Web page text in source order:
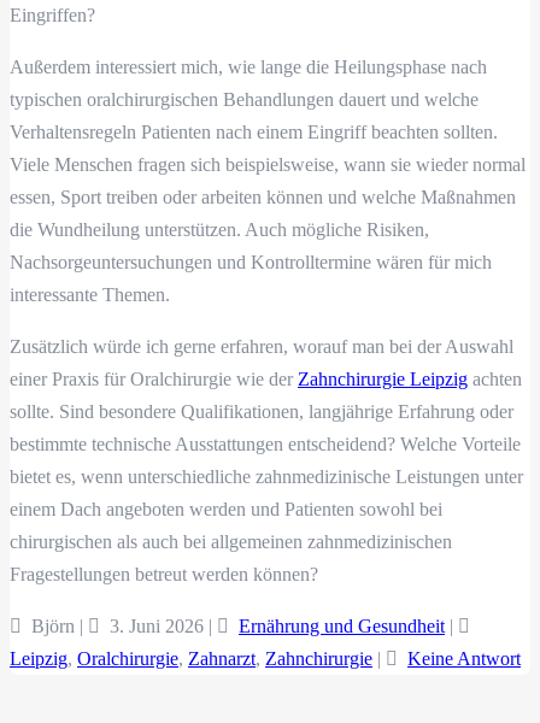
Eingriffen?
Außerdem interessiert mich, wie lange die Heilungsphase nach
typischen oralchirurgischen Behandlungen dauert und welche
Verhaltensregeln Patienten nach einem Eingriff beachten sollten.
Viele Menschen fragen sich beispielsweise, wann sie wieder normal
essen, Sport treiben oder arbeiten können und welche Maßnahmen
die Wundheilung unterstützen. Auch mögliche Risiken,
Nachsorgeuntersuchungen und Kontrolltermine wären für mich
interessante Themen.
Zusätzlich würde ich gerne erfahren, worauf man bei der Auswahl
einer Praxis für Oralchirurgie wie der Zahnchirurgie Leipzig achten
sollte. Sind besondere Qualifikationen, langjährige Erfahrung oder
bestimmte technische Ausstattungen entscheidend? Welche Vorteile
bietet es, wenn unterschiedliche zahnmedizinische Leistungen unter
einem Dach angeboten werden und Patienten sowohl bei
chirurgischen als auch bei allgemeinen zahnmedizinischen
Fragestellungen betreut werden können?
Björn | 3. Juni 2026 | Ernährung und Gesundheit|
Leipzig, Oralchirurgie, Zahnarzt, Zahnchirurgie | Keine Antwort